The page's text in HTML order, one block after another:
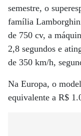
semestre, o
família
de 750 cv, a
2,8 segundos e
de 350 km/h,
Na Europa, o
equivalente a R$